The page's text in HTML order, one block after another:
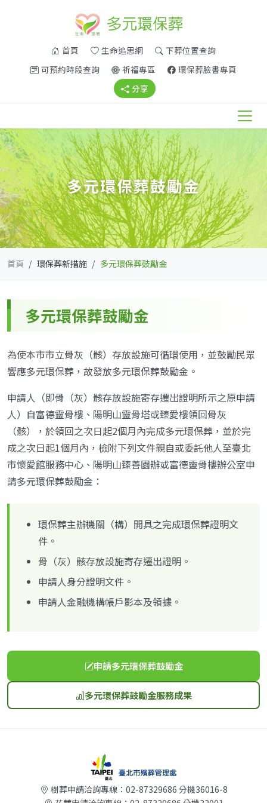
首頁 生命追思網(另開新視窗)下葬位置查詢(另開新視窗)
可預約時段查詢(另開新視窗)
祈福專區 (另開新視窗)
環保葬臉書專頁
分享 (另開新視窗)
多元環保葬鼓勵金
首頁 環保葬新措施 多元環保葬鼓勵金
多元環保葬鼓勵金
為使本市市立骨灰（骸）存放設施可循環使用，並鼓勵民眾
響應多元環保葬，故發放多元環保葬鼓勵金。
申請人（即骨（灰）骸存放設施寄存遷出證明所示之原申請
人）自富德靈骨樓、陽明山靈骨塔或臻愛樓領回骨灰
（骸），於領回之次日起2個月內完成多元環保葬，並於完
成之次日起1個月內，檢附下列文件親自或委託他人至臺北
市懷愛館服務中心、陽明山臻善園辦或富德靈骨樓辦公室申
請多元環保葬鼓勵金：
環保葬主辦機關（構）開具之完成環保葬證明文
件。
骨（灰）骸存放設施寄存遷出證明。
申請人身分證明文件。
申請人金融機構帳戶影本及領據。
申請多元環保葬鼓勵金
(另開新視窗)
多元環保葬鼓勵金服務成果
(另開新視窗)
樹葬申請洽詢專線：02-87329686 分機36016-8